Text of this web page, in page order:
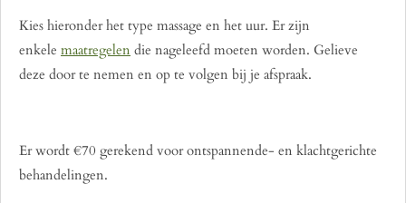
Kies hieronder het type massage en het uur. Er zijn
enkele maatregelen die nageleefd moeten worden. Gelieve
deze door te nemen en op te volgen bij je afspraak.
Er wordt €70 gerekend voor ontspannende- en klachtgerichte
behandelingen.